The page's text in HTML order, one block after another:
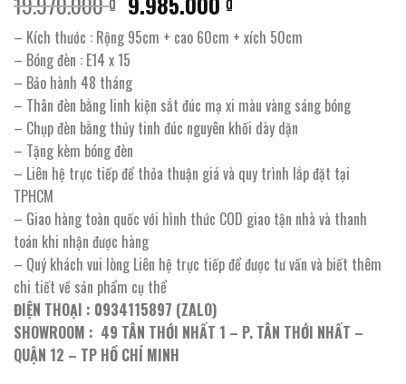
gốc
là:
19.970.000 ₫.
hiện
tại
9.985.000 ₫.
– Kích thước : Rộng 95cm + cao 60cm + xích 50cm
– Bóng đèn : E14 x 15
– Bảo hành 48 tháng
– Thân đèn bằng linh kiện sắt đúc mạ xi màu vàng sáng bóng
– Chụp đèn bằng thủy tinh đúc nguyên khối dày dặn
– Tặng kèm bóng đèn
– Liên hệ trực tiếp để thỏa thuận giá và quy trình lắp đặt tại
TPHCM
– Giao hàng toàn quốc với hình thức COD giao tận nhà và thanh
toán khi nhận được hàng
– Quý khách vui lòng Liên hệ trực tiếp để được tư vấn và biết thêm
chi tiết về sản phẩm cụ thể
ĐIỆN THOẠI : 0934115897 (ZALO)
SHOWROOM : 49 TÂN THỚI NHẤT 1 – P. TÂN THỚI NHẤT –
QUẬN 12 – TP HỒ CHÍ MINH